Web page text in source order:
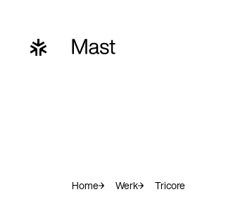
Home Werk Tricore